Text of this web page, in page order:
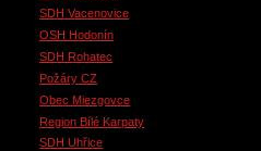
SDH Vacenovice
OSH Hodonín
SDH Rohatec
Požáry CZ
Obec Miezgovce
Region Bílé Karpaty
SDH Uhřice